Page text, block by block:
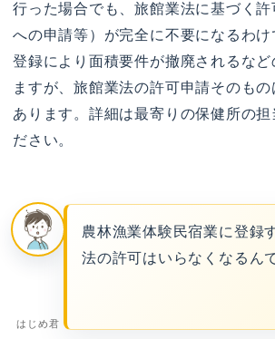
行った場合でも、旅館業法に基づく
への申請等）が完全に不要になるわけ
登録により面積要件が撤廃されるな
ますが、旅館業法の許可申請そのも
あります。詳細は最寄りの保健所の担
ださい。
はじめ君
農林漁業体験民宿業に登録
法の許可はいらなくなるん